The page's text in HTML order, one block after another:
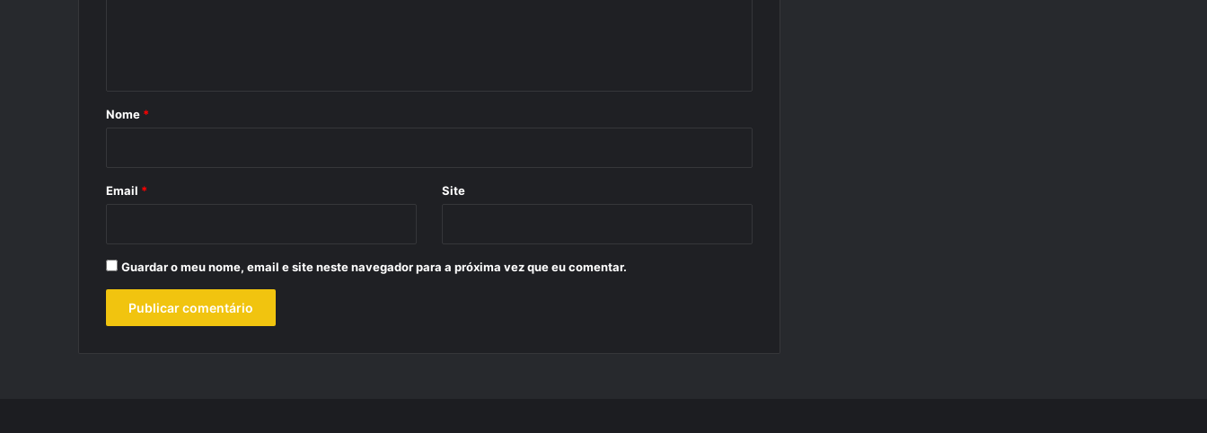
r
*
Nome *
Email * Site
Guardar o meu nome, email e site neste navegador para a próxima vez que eu comentar.